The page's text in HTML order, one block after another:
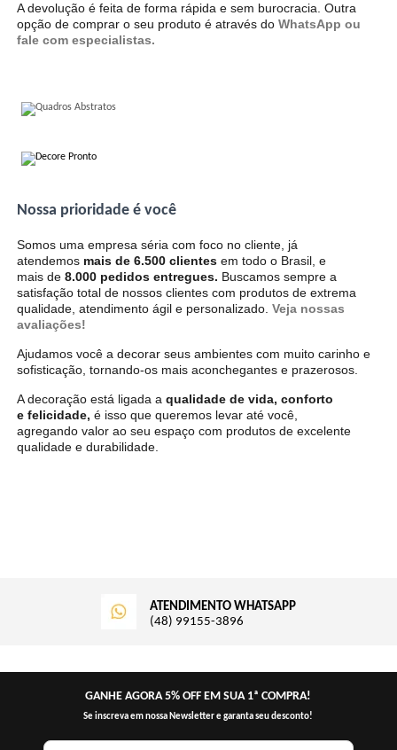
A devolução é feita de forma rápida e sem burocracia. Outra
opção de comprar o seu produto é através do WhatsApp ou
fale com especialistas.
Nossa prioridade é você
Somos uma empresa séria com foco no cliente, j
atendemos mais de 6.500 clientesem todo o Brasil, e
mais de 8.000 pedidos entregues. Buscamos sempre a
satisfação total de nossos clientes com produtos de extrema
qualidade, atendimento ágil e personalizado. Veja nossas
avaliações!
Ajudamos você a decorar seus ambientescom muito carinho e
sofisticação, tornando-os mais aconchegantes e prazerosos.
A decoração está ligada a qualidade de vida, conforto
e felicidade, é isso que queremos levar até você,
agregando valor ao seu espaço com produtos de excelente
qualidade e durabilidade.
ATENDIMENTO WHATSAPP
(48) 99155-3896
GANHE AGORA 5% OFF EM SUA 1ª COMPRA!
Se inscreva em nossa Newsletter e garanta seu desconto!